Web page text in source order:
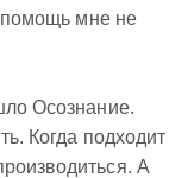
помощь мне не
Осознание.
Когда подходит
А